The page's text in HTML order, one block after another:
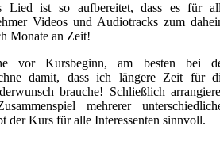
ist so aufbereitet, dass es für
Videos und Audiotracks zum
Monate an Zeit!
vor Kursbeginn, am besten bei
damit, dass ich längere Zeit für
brauche! Schließlich
mehrerer
der Kurs für alle Interessenten sinnvoll.